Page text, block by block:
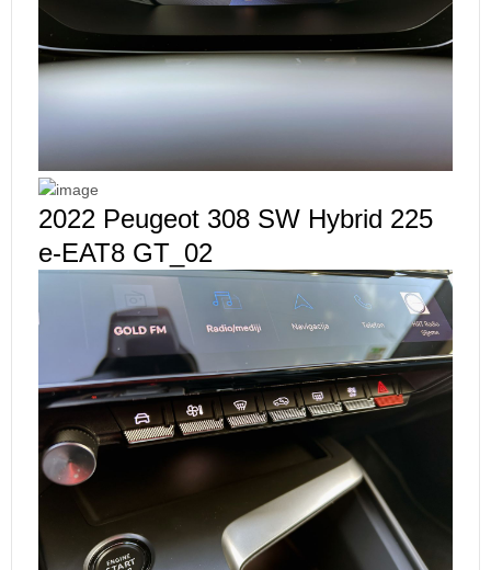
2022 Peugeot 308 SW Hybrid 225
e-EAT8 GT_02